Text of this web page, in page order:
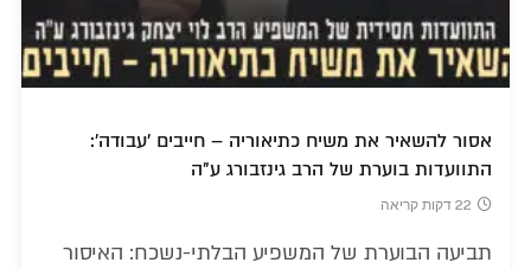
אסור להשאיר את משיח כתיאוריה – חייבים 'עבודה':
התוועדות בוערת של הרב גינזבורג ע"ה
22 דקות קריאה
תביעה הבוערת של המשפיע הבלתי-נשכח: האיסור